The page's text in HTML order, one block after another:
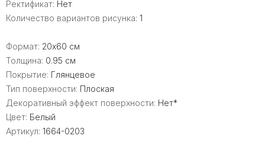
Ректификат: Нет
Количество вариантов рисунка: 1
Формат: 20x60 см
Толщина: 0.95 см
Покрытие: Глянцевое
Тип поверхности: Плоская
Декоративный эффект поверхности: Нет*
Цвет: Белый
Артикул: 1664-0203